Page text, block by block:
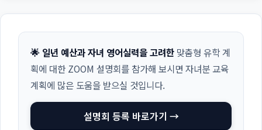
🌟 일년 예산과 자녀 영어실력을 고려한 맞춤형 유학 계
획에 대한 ZOOM 설명회를 참가해 보시면 자녀분 교육
계획에 많은 도움을 받으실 것입니다.
설명회 등록 바로가기 →